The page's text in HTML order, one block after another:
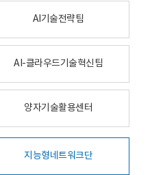
AI기술전략팀
AI-클라우드기술혁신팀
양자기술활용센터
지능형네트워크단